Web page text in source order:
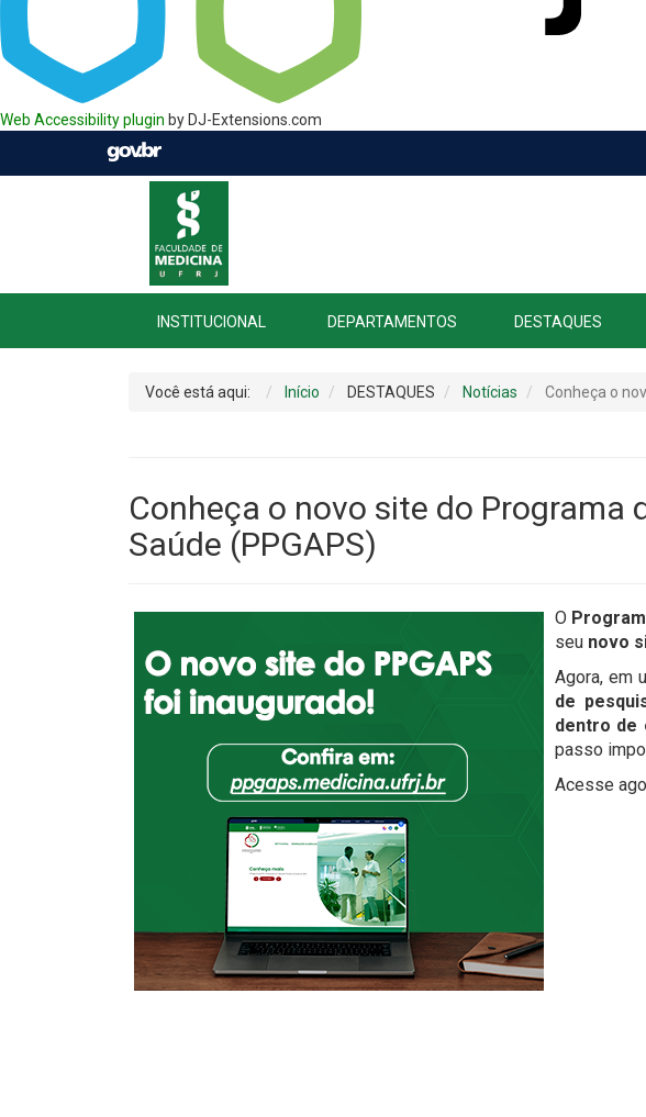
Web Accessibility plugin by DJ-Extensions.com
INSTITUCIONAL DEPARTAMENTOS DESTAQUES
Você está aqui: Início DESTAQUES Notícias Conheça o
Conheça o novo site do Programa
Saúde (PPGAPS)
O
seu novo
Agora, em
de
dentro de
passo
Acesse